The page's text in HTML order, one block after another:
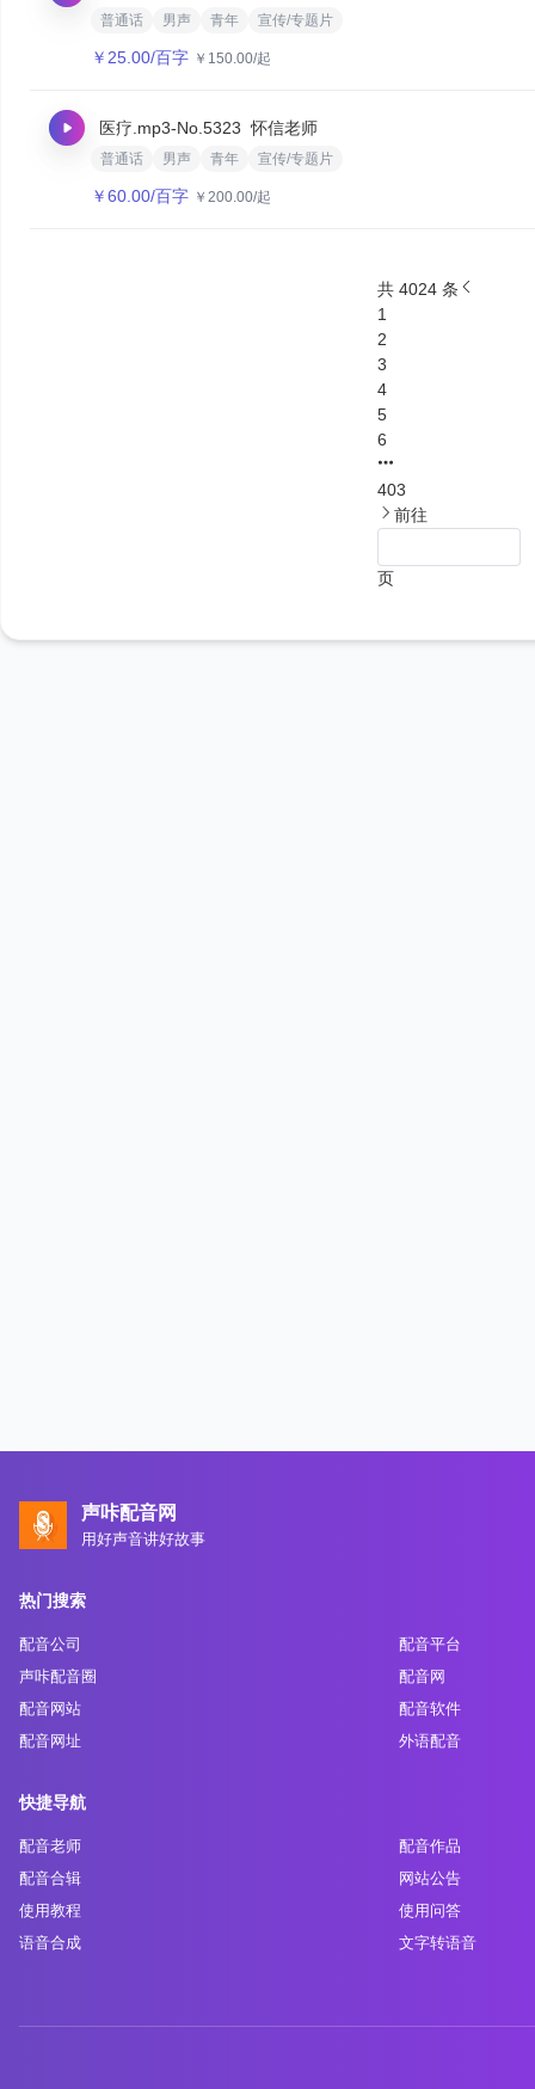
普通话 男声 青年 宣传/专题片
￥ 25.00/百字 ￥ 150.00/起
医疗.mp3-No.5323 怀信老师
普通话 男声 青年 宣传/专题片
￥60.00/百字 ￥ 200.00/起
共 4024 条
1
2
3
4
5
6
403
前往
页
声咔配音网
用好声音讲好故事
热门搜索
配音公司
配音平台
声咔配音圈
配音网
配音网站
配音软件
配音网址
外语配音
快捷导航
配音老师
配音作品
配音合辑
网站公告
使用教程
使用问答
语音合成
文字转语音